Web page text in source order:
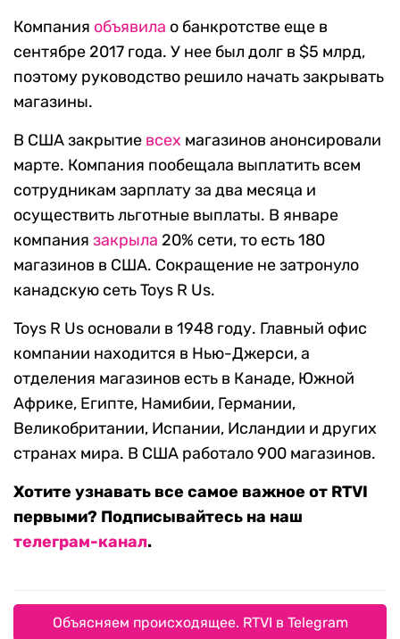
Компания объявила о банкротстве еще в
сентябре 2017 года. У нее был долг в $5 млрд,
поэтому руководство решило начать закрывать
магазины.
В США закрытие всех магазинов анонсировали
марте. Компания пообещала выплатить всем
сотрудникам зарплату за два месяца и
осуществить льготные выплаты. В январе
компания закрыла 20% сети, то есть 180
магазинов в США. Сокращение не затронуло
канадскую сеть Toys R Us.
Toys R Us основали в 1948 году. Главный офис
компании находится в Нью-Джерси, а
отделения магазинов есть в Канаде, Южной
Африке, Египте, Намибии, Германии,
Великобритании, Испании, Исландии и других
странах мира. В США работало 900 магазинов.
Хотите узнавать все самое важное от RTVI
первыми? Подписывайтесь на наш
телеграм-канал.
Объясняем происходящее. RTVI в Telegram